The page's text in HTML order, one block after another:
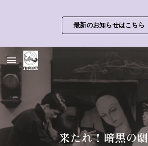
Skip to main content
最新のお知らせはこちら
来たれ！暗黒の